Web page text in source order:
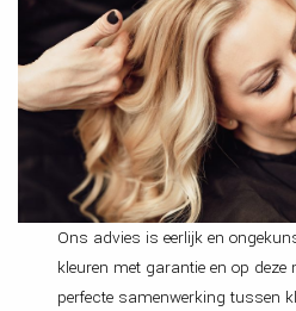
Ons advies is eerlijk en
kleuren met garantie en op deze
perfecte samenwerking tussen